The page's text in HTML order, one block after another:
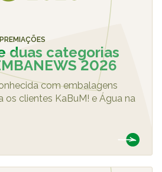
duas categorias
2026
com embalagens
os clientes KaBuM! e Água na